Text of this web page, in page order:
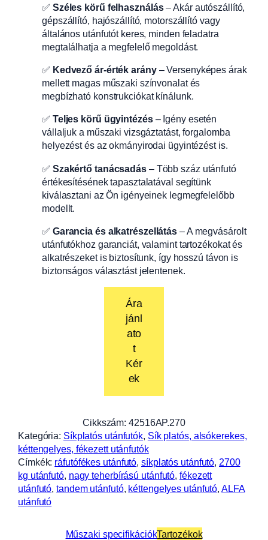
✅ Széles körű felhasználás– Akár autószállító,
gépszállító, hajószállító, motorszállító vagy
általános utánfutót keres, minden feladatra
megtalálhatja a megfelelő megoldást.
✅ Kedvező ár-érték arány– Versenyképes árak
mellett magas műszaki színvonalat és
megbízható konstrukciókat kínálunk.
✅ Teljes körű ügyintézés– Igény esetén
vállaljuk a műszaki vizsgáztatást, forgalomba
helyezést és az okmányirodai ügyintézést is.
✅ Szakértő tanácsadás– Több száz utánfutó
értékesítésének tapasztalatával segítünk
kiválasztani az Ön igényeinek legmegfelelőbb
modellt.
✅ Garancia és alkatrészellátás – A megvásárolt
utánfutókhoz garanciát, valamint tartozékokat és
alkatrészeket is biztosítunk, így hosszú távon is
biztonságos választást jelentenek.
Ára
jánl
ato
t
Kér
ek
Cikkszám: 42516AP.270
Kategória: Síkplatós utánfutók, Sík platós, alsókerekes,
kéttengelyes, fékezett utánfutók
Címkék: ráfutófékes utánfutó, síkplatós utánfutó, 2700
kg utánfutó, nagy teherbírású utánfutó, fékezett
utánfutó, tandem utánfutó, kéttengelyes utánfutó, ALFA
utánfutó
Műszaki specifikációkTartozékok